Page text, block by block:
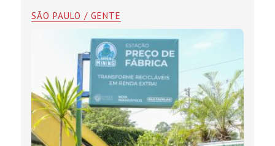
SÃO PAULO / GENTE